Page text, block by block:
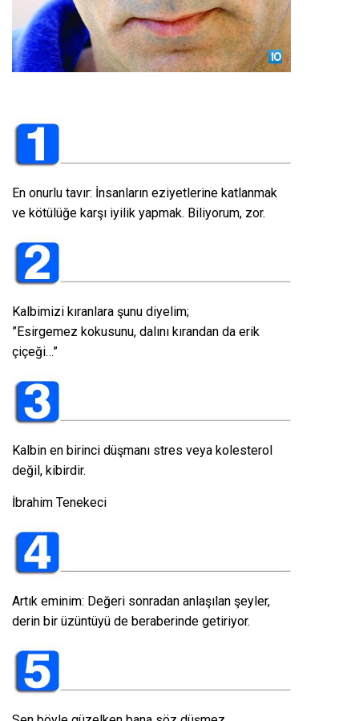
En onurlu tavır: İnsanların eziyetlerine katlanmak
ve kötülüğe karşı iyilik yapmak. Biliyorum, zor.
Kalbimizi kıranlara şunu diyelim;
”Esirgemez kokusunu, dalını kırandan da erik
çiçeği…”
Kalbin en birinci düşmanı stres veya kolesterol
değil, kibirdir.
İbrahim Tenekeci
Artık eminim: Değeri sonradan anlaşılan şeyler,
derin bir üzüntüyü de beraberinde getiriyor.